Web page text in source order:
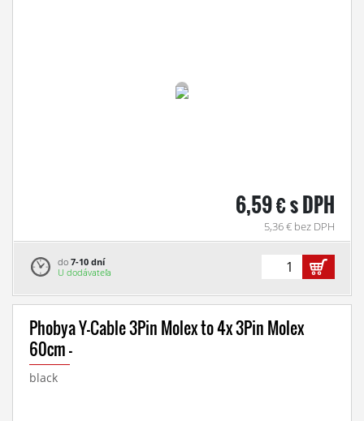
6,59 € s DPH
5,36 € bez DPH
do 7-10 dní
U dodávateľa
Phobya Y-Cable 3Pin Molex to 4x 3Pin Molex
60cm -
black